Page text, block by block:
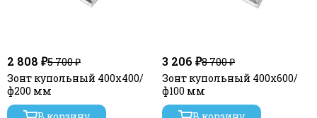
2 808 ₽5 700 ₽
Зонт купольный 400х400/
ф200 мм
3 206 ₽8 700 ₽
Зонт купольный 400х600/
ф100 мм